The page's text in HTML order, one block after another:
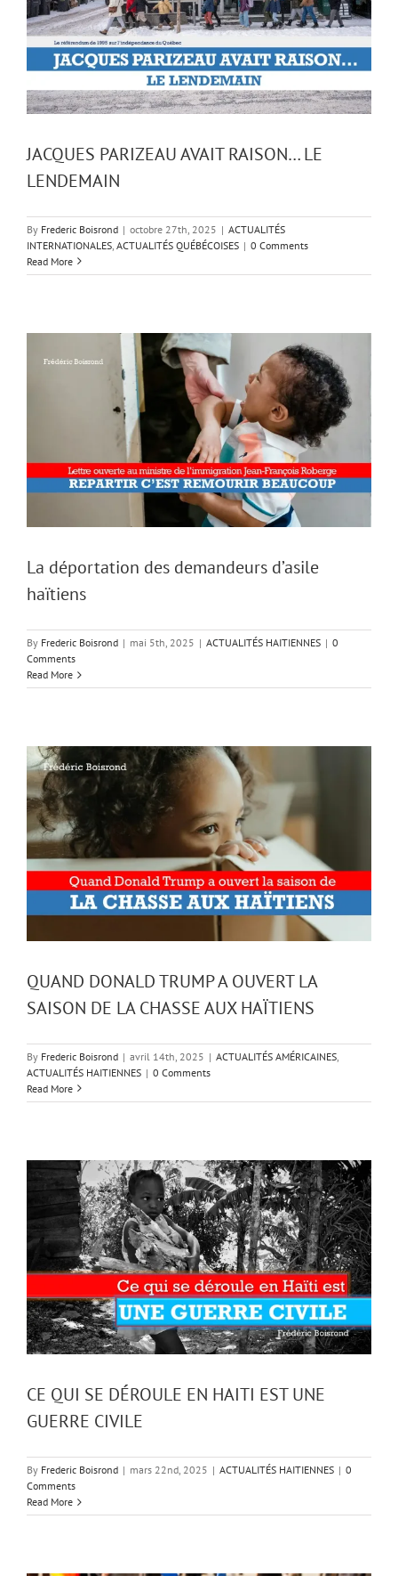
JACQUES PARIZEAU AVAIT RAISON… LE
LENDEMAIN
By Frederic Boisrond | octobre 27th, 2025 | ACTUALITÉS
INTERNATIONALES ACTUALITÉS QUÉBÉCOISES | 0 Comments
Read More
La déportation des demandeurs d’asile
haïtiens
By Frederic Boisrond | mai 5th, 2025 | ACTUALITÉS HAITIENNES | 0
Comments
Read More
QUAND DONALD TRUMP A OUVERT LA
SAISON DE LA CHASSE AUX HAÏTIENS
By Frederic Boisrond | avril 14th, 2025 | ACTUALITÉS AMÉRICAINES
ACTUALITÉS HAITIENNES | 0 Comments
Read More
CE QUI SE DÉROULE EN HAITI EST UNE
GUERRE CIVILE
By Frederic Boisrond | mars 22nd, 2025 | ACTUALITÉS HAITIENNES | 0
Comments
Read More